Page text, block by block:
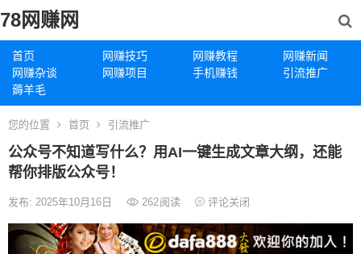
78网赚网
首页 网赚技巧 网赚教程
网赚新闻
网赚杂谈
网赚项目 手机赚钱
引流推广
薅羊毛
您的位置 首页 引流推广
公众号不知道写什么？用AI一键生成文章大纲，还能
帮你排版公众号！
发布: 2025年10月16日 262阅读 评论关闭